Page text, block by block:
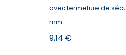
avec fermeture de
mm...
Prix
9,14 €